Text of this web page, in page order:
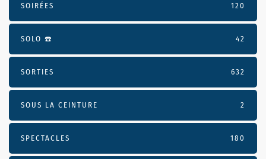
SOIRÉES 120
SOLO ☎️ 42
SORTIES 632
SOUS LA CEINTURE 2
SPECTACLES 180